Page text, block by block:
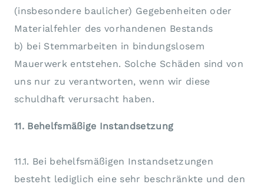
(insbesondere baulicher) Gegebenheiten oder
Materialfehler des vorhandenen Bestands
b) bei Stemmarbeiten in bindungslosem
Mauerwerk entstehen. Solche Schäden sind von
uns nur zu verantworten, wenn wir diese
schuldhaft verursacht haben.
11. Behelfsmäßige Instandsetzung
11.1. Bei behelfsmäßigen Instandsetzungen
besteht lediglich eine sehr beschränkte und den